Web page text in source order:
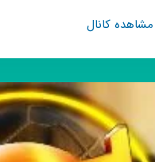
مشاهده کانالکانال
🤩
کلیپ
دابسمش
💖
سیسمونی